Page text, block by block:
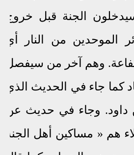
الجنة قبل خروج
الموحدين من النار أي
وهم آخر من سيفصل
كما جاء في الحديث الذي
داود. وجاء في حديث عن
هم « مساكين أهل الجنة